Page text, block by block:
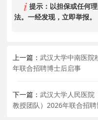
提示：以担保或任何
法。一经发现，立即举报。
上一篇：武汉大学中南医院
年联合招聘博士后启事
下一篇：武汉大学人民医院
教授团队）2026年联合招